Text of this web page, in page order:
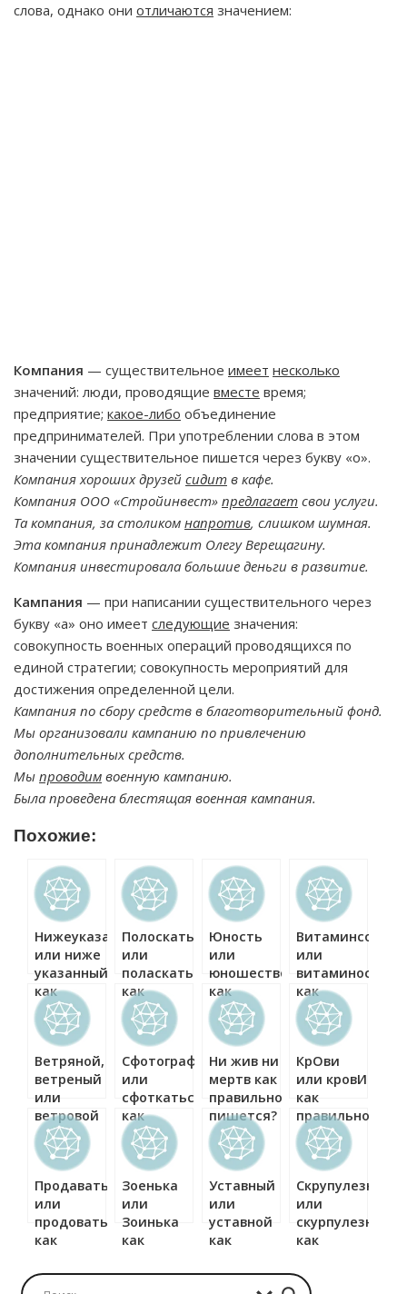
слова, однако они отличаются значением:
Компания — существительное имеет несколько
значений: люди, проводящие вместе время;
предприятие; какое-либо объединение
предпринимателей. При употреблении слова в этом
значении существительное пишется через букву «о».
Компания хороших друзей сидит в кафе.
Компания ООО «Стройинвест» предлагает свои услуги.
Та компания, за столиком напротив, слишком шумная.
Эта компания принадлежит Олегу Верещагину.
Компания инвестировала большие деньги в развитие.
Кампания — при написании существительного через
букву «а» оно имеет следующие значения:
совокупность военных операций проводящихся по
единой стратегии; совокупность мероприятий для
достижения определенной цели.
Кампания по сбору средств в благотворительный фонд.
Мы организовали кампанию по привлечению
дополнительных средств.
Мы проводим военную кампанию.
Была проведена блестящая военная кампания.
Похожие:
Нижеуказанный
или ниже
указанный
как
правильно?
Полоскать
или
поласкать
как
правильно?
Юность
или
юношество
как
правильно?
или
как
правильно?
Ветряной,
ветреный
или
ветровой
как
правильно?
Сфотографироваться
или
сфоткаться
как
правильно?
Ни жив ни
мертв как
правильно
пишется?
КрОви
или кровИ
как
правильно?
Продавать
или
продовать
как
Зоенька
или
Зоинька
как
Уставный
или
уставной
как
Скрупулезный
или
скурпулезный
как